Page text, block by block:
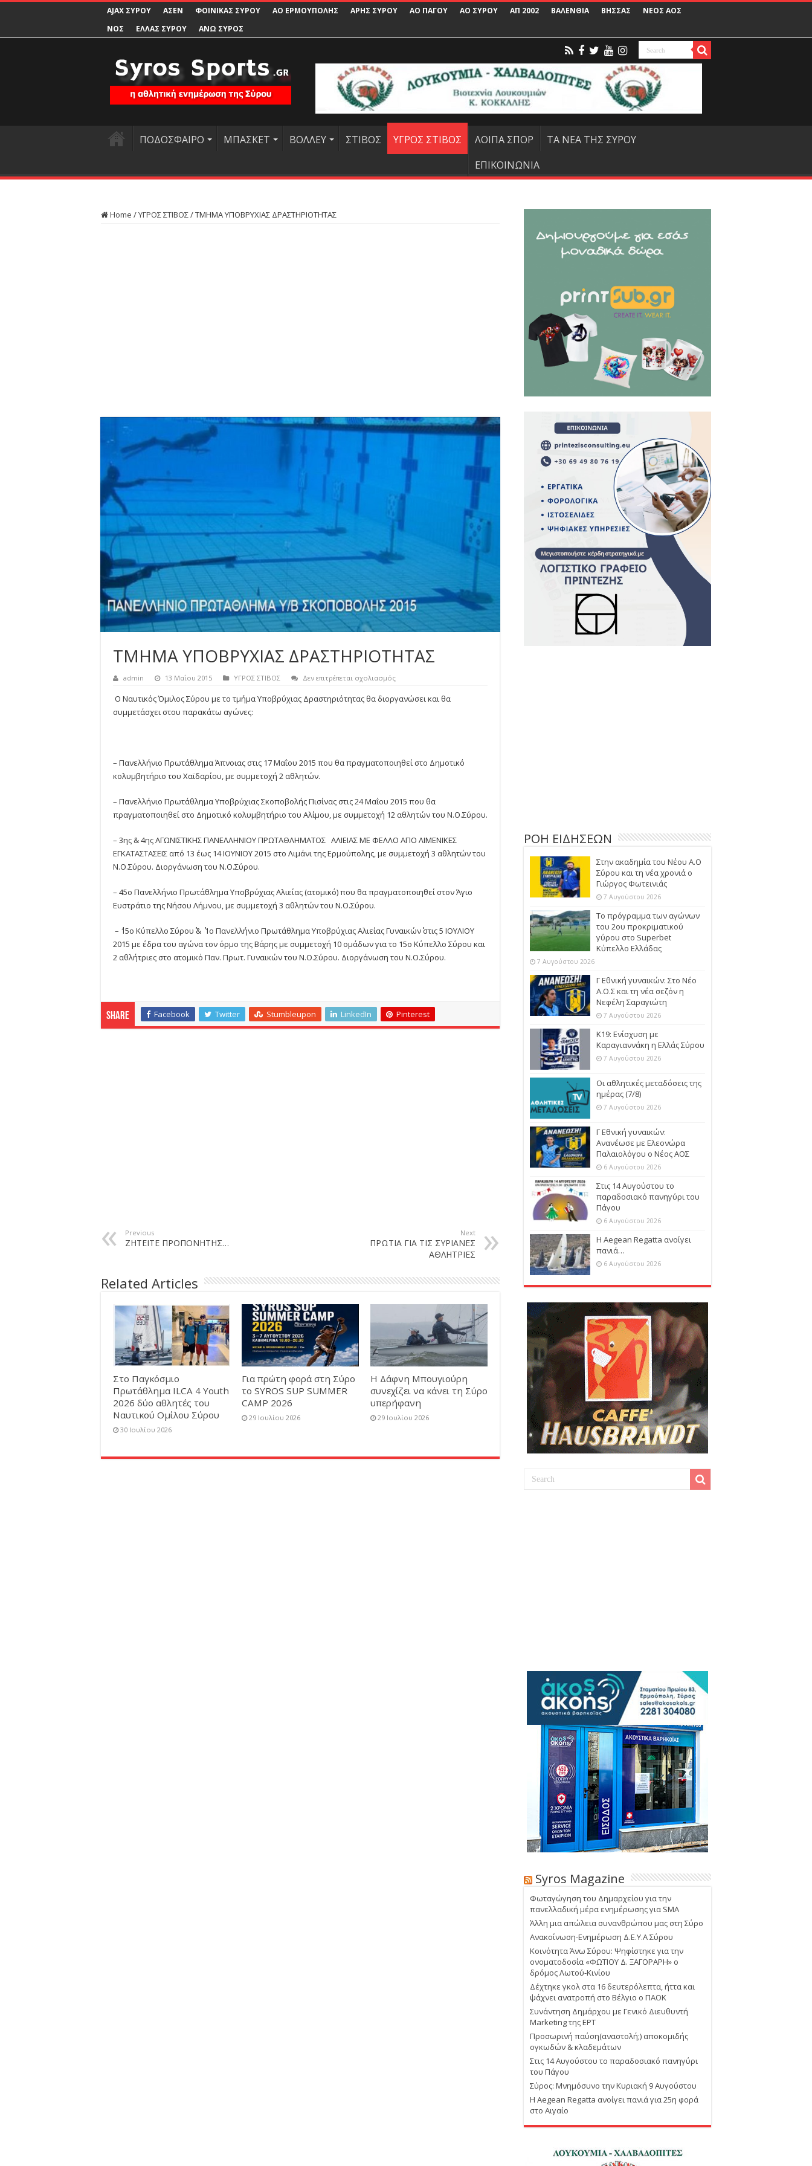
AJAX ΣΥΡΟΥ ΑΣΕΝ ΦΟΙΝΙΚΑΣ ΣΥΡΟΥ ΑΟ ΕΡΜΟΥΠΟΛΗΣ ΑΡΗΣ ΣΥΡΟΥ ΑΟ ΠΑΓΟΥ ΑΟ ΣΥΡΟΥ ΑΠ 2002 ΒΑΛΕΝΘΙΑ ΒΗΣΣΑΣ
ΝΕΟΣ ΑΟΣ
ΝΟΣ
ΕΛΛΑΣ ΣΥΡΟΥ ΑΝΩ ΣΥΡΟΣ
ΠΟΔΟΣΦΑΙΡΟ ΜΠΑΣΚΕΤ ΒΟΛΛΕΥ ΣΤΙΒΟΣ ΥΓΡΟΣ ΣΤΙΒΟΣ ΛΟΙΠΑ ΣΠΟΡ
ΤΑ ΝΕΑ ΤΗΣ ΣΥΡΟΥ
ΕΠΙΚΟΙΝΩΝΙΑ
Home /ΥΓΡΟΣ ΣΤΙΒΟΣ/ΤΜΗΜΑ ΥΠΟΒΡΥΧΙΑΣ ΔΡΑΣΤΗΡΙΟΤΗΤΑΣ
ΤΜΗΜΑ ΥΠΟΒΡΥΧΙΑΣ ΔΡΑΣΤΗΡΙΟΤΗΤΑΣ
admin 13 Μαΐου 2015 ΥΓΡΟΣ ΣΤΙΒΟΣ Δεν επιτρέπεται σχολιασμόςστο
ΥΠΟΒΡΥΧΙΑΣ
ΔΡΑΣΤΗΡΙΟΤΗΤΑΣ
Ο Ναυτικός Όμιλος Σύρου με το τμήμα Υποβρύχιας Δραστηριότητας θα διοργανώσει και θα
συμμετάσχει στου παρακάτω αγώνες:
– Πανελλήνιο Πρωτάθλημα Άπνοιας στις 17 Μαΐου 2015 που θα πραγματοποιηθεί στο Δημοτικό
κολυμβητήριο του Χαϊδαρίου, με συμμετοχή 2 αθλητών.
– Πανελλήνιο Πρωτάθλημα Υποβρύχιας Σκοποβολής Πισίνας στις 24 Μαΐου 2015 που θα
πραγματοποιηθεί στο Δημοτικό κολυμβητήριο του Αλίμου, με συμμετοχή 12 αθλητών του Ν.Ο.Σύρου.
– 3ης & 4ης ΑΓΩΝΙΣΤΙΚΗΣ ΠΑΝΕΛΛΗΝΙΟΥ ΠΡΩΤΑΘΛΗΜΑΤΟΣ ΑΛΙΕΙΑΣ ΜΕ ΦΕΛΛΟ ΑΠΟ ΛΙΜΕΝΙΚΕΣ
ΕΓΚΑΤΑΣΤΑΣΕΙΣ από 13 έως 14 ΙΟΥΝΙΟΥ 2015 στο Λιμάνι της Ερμούπολης, με συμμετοχή 3 αθλητών του
Ν.Ο.Σύρου. Διοργάνωση του Ν.Ο.Σύρου.
– 45ο Πανελλήνιο Πρωτάθλημα Υποβρύχιας Αλιείας (ατομικό) που θα πραγματοποιηθεί στον Άγιο
Ευστράτιο της Νήσου Λήμνου, με συμμετοχή 3 αθλητών του Ν.Ο.Σύρου.
– ΄΄15ο Κύπελλο Σύρου΄΄ & ΄΄ 1ο Πανελλήνιο Πρωτάθλημα Υποβρύχιας Αλιείας Γυναικών΄΄ στις 5 ΙΟΥΛΙΟΥ
2015 με έδρα του αγώνα τον όρμο της Βάρης με συμμετοχή 10 ομάδων για το 15ο Κύπελλο Σύρου και
2 αθλήτριες στο ατομικό Παν. Πρωτ. Γυναικών του Ν.Ο.Σύρου. Διοργάνωση του Ν.Ο.Σύρου.
Share Facebook Twitter Stumbleupon LinkedIn Pinterest
Previous
ΖΗΤΕΙΤΕ ΠΡΟΠΟΝΗΤΗΣ…
Next
ΠΡΩΤΙΑ ΓΙΑ ΤΙΣ ΣΥΡΙΑΝΕΣ
ΑΘΛΗΤΡΙΕΣ
Related Articles
Στο Παγκόσμιο
Πρωτάθλημα ILCA 4 Youth
2026 δύο αθλητές του
Ναυτικού Ομίλου Σύρου
30 Ιουλίου 2026
Για πρώτη φορά στη Σύρο
το SYROS SUP SUMMER
CAMP 2026
29 Ιουλίου 2026
Η Δάφνη Μπουγιούρη
συνεχίζει να κάνει τη Σύρο
υπερήφανη
29 Ιουλίου 2026
ΡΟΗ ΕΙΔΗΣΕΩΝ
Στην ακαδημία του Νέου Α.Ο
Σύρου και τη νέα χρονιά ο
Γιώργος Φωτεινιάς
7 Αυγούστου 2026
Το πρόγραμμα των αγώνων
του 2ου προκριματικού
γύρου στο Superbet
Κύπελλο Ελλάδας
7 Αυγούστου 2026
Γ Εθνική γυναικών: Στο Νέο
Α.Ο.Σ και τη νέα σεζόν η
Νεφέλη Σαραγιώτη
7 Αυγούστου 2026
Κ19: Ενίσχυση με
Καραγιαννάκη η Ελλάς Σύρου
7 Αυγούστου 2026
Οι αθλητικές μεταδόσεις της
ημέρας (7/8)
7 Αυγούστου 2026
Γ Εθνική γυναικών:
Ανανέωσε με Ελεονώρα
Παλαιολόγου ο Νέος ΑΟΣ
6 Αυγούστου 2026
Στις 14 Αυγούστου το
παραδοσιακό πανηγύρι του
Πάγου
6 Αυγούστου 2026
Η Aegean Regatta ανοίγει
πανιά…
6 Αυγούστου 2026
Syros Magazine
Φωταγώγηση του Δημαρχείου για την
πανελλαδική μέρα ενημέρωσης για SMA
Άλλη μια απώλεια συνανθρώπου μας στη Σύρο
Ανακοίνωση-Ενημέρωση Δ.Ε.Υ.Α Σύρου
Κοινότητα Άνω Σύρου: Ψηφίστηκε για την
ονοματοδοσία «ΦΩΤΙΟΥ Δ. ΞΑΓΟΡΑΡΗ» ο
δρόμος Λωτού-Κινίου
Δέχτηκε γκολ στα 16 δευτερόλεπτα, ήττα και
ψάχνει ανατροπή στο Βέλγιο ο ΠΑΟΚ
Συνάντηση Δημάρχου με Γενικό Διευθυντή
Marketing της ΕΡΤ
Προσωρινή παύση(αναστολή;) αποκομιδής
ογκωδών & κλαδεμάτων
Στις 14 Αυγούστου το παραδοσιακό πανηγύρι
του Πάγου
Σύρος: Μνημόσυνο την Κυριακή 9 Αυγούστου
Η Aegean Regatta ανοίγει πανιά για 25η φορά
στο Αιγαίο